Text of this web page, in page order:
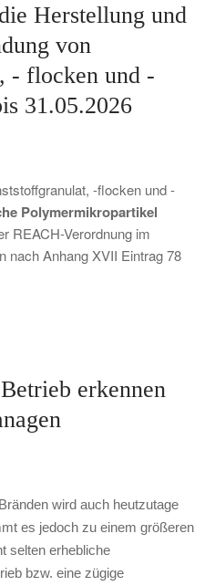
Herstellung und
von
- flocken und -
31.05.2026
-flocken und -
Polymermikropartikel
REACH-Verordnung im
nach Anhang XVII Eintrag 78
erkennen
wird auch heutzutage
es jedoch zu einem größeren
selten erhebliche
bzw. eine zügige